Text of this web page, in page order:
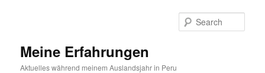
Meine Erfahrungen
Aktuelles während meinem Auslandsjahr in Peru